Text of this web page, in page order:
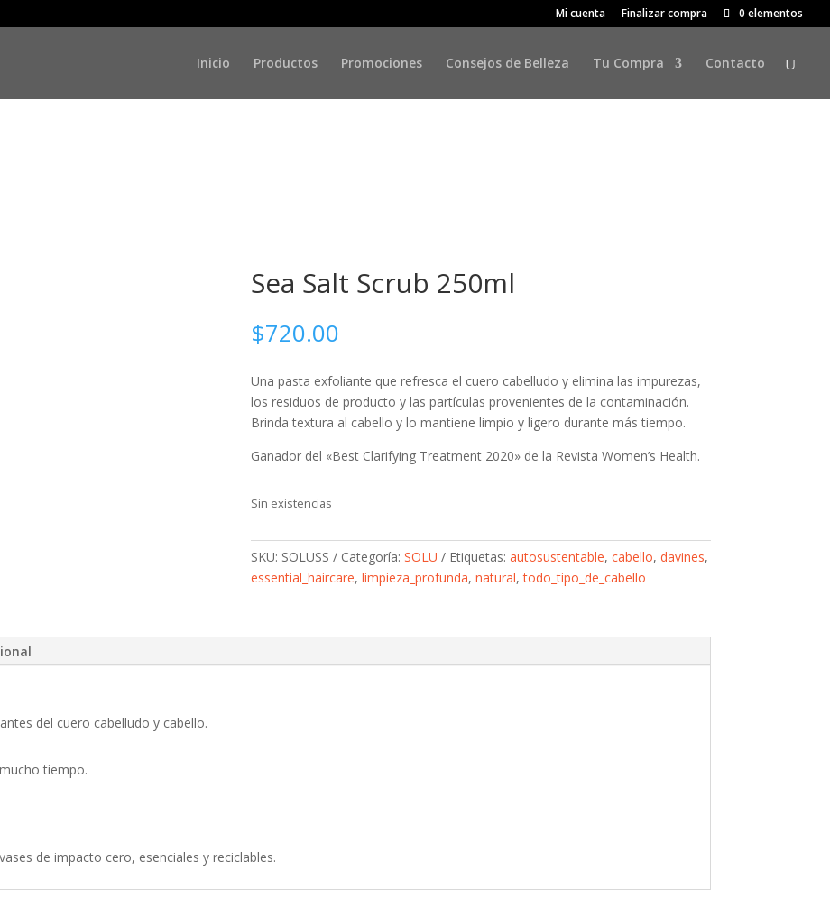
Mi cuenta Finalizar compra 0 elementos
Inicio Productos Promociones Consejos de Belleza Tu Compra Contacto
Sea Salt Scrub 250ml
$720.00
Una pasta exfoliante que refresca el cuero cabelludo y elimina las impurezas,
los residuos de producto y las partículas provenientes de la contaminación.
Brinda textura al cabello y lo mantiene limpio y ligero durante más tiempo.
Ganador del «Best Clarifying Treatment 2020» de la Revista Women’s Health.
Sin existencias
SKU: SOLUSS Categoría: SOLU Etiquetas: autosustentable, cabello, davines,
essential_haircare, limpieza_profunda, natural,todo_tipo_de_cabello
del cuero cabelludo y cabello.
tiempo.
de impacto cero, esenciales y reciclables.